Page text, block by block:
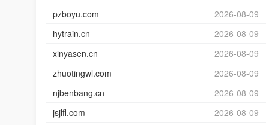
pzboyu.com
2026-08-09
hytrain.cn
2026-08-09
xinyasen.cn
2026-08-09
zhuotingwl.com
2026-08-09
njbenbang.cn
2026-08-09
jsjlfl.com
2026-08-09